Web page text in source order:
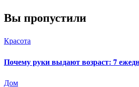
Вы пропустили
Красота
Почему руки выдают возраст: 7
Дом